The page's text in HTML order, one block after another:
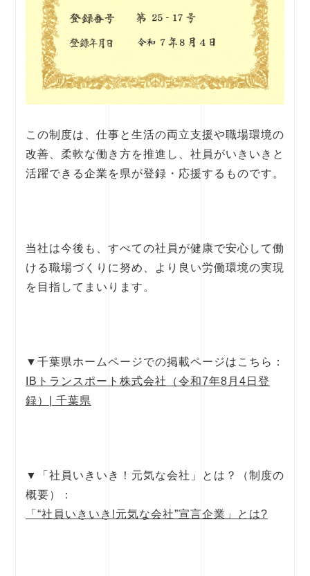
この制度は、仕事と生活の両立支援や職場環境の
改善、柔軟な働き方を推進し、社員がいきいきと
活躍できる企業を県が登録・応援するものです。
当社は今後も、すべての社員が健康で安心して働
ける職場づくりに努め、より良い労働環境の実現
を目指してまいります。
▼千葉県ホームページでの掲載ページはこちら：
IBトランスポート株式会社（令和7年8月4日登
録）| 千葉県
▼「社員いきいき！元気な会社」とは？（制度の
概要）：
「“社員いきいき!元気な会社”宣言企業」とは?